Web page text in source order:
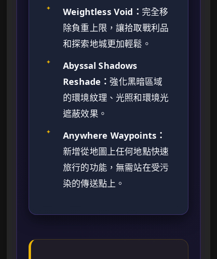
✦ Weightless Void： 完全移
除負重上限，讓拾取戰利品
和探索地城更加輕鬆。
✦
Abyssal Shadows
Reshade： 強化黑暗區域
的環境紋理、光照和環境光
遮蔽效果。
✦
Anywhere Waypoints：
新增從地圖上任何地點快速
旅行的功能，無需站在受污
染的傳送點上。